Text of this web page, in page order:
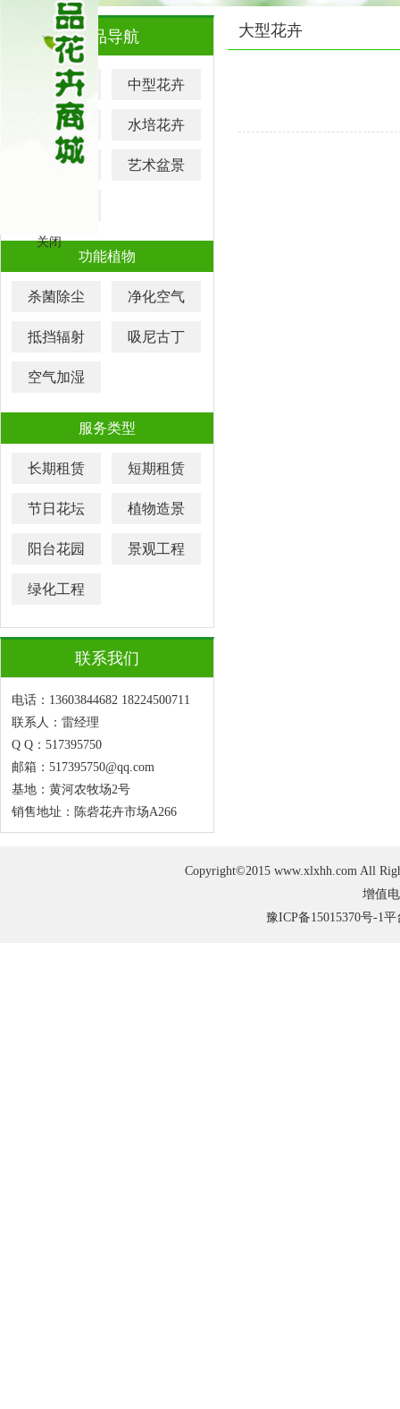
关闭
产品导航
大型花卉 中型花卉
小型花卉 水培花卉
元宵花卉 艺术盆景
功能植物
杀菌除尘 净化空气
抵挡辐射 吸尼古丁
空气加湿
服务类型
长期租赁 短期租赁
节日花坛 植物造景
阳台花园 景观工程
绿化工程
联系我们
电话：13603844682 18224500711
联系人：雷经理
Q Q：517395750
邮箱：517395750@qq.com
基地：黄河农牧场2号
销售地址：陈砦花卉市场A266
大型花卉
Copyright©2015 www.xlxhh.com All
增值
豫ICP备15015370号-1平